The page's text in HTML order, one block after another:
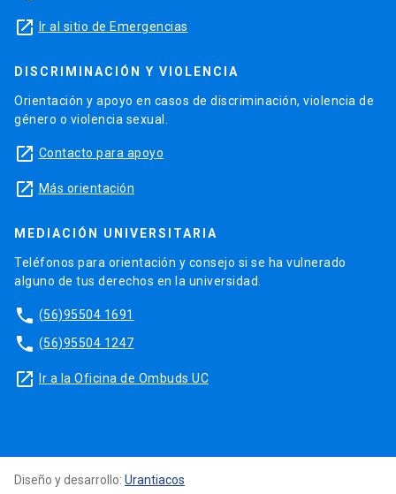
launch Ir al sitio de Emergencias
DISCRIMINACIÓN Y VIOLENCIA
Orientación y apoyo en casos de discriminación, violencia de
género o violencia sexual.
launch Contacto para apoyo
launch Más orientación
MEDIACIÓN UNIVERSITARIA
Teléfonos para orientación y consejo si se ha vulnerado
alguno de tus derechos en la universidad.
phone (56)95504 1691
phone (56)95504 1247
launch Ir a la Oficina de Ombuds UC
Diseño y desarrollo: Urantiacos